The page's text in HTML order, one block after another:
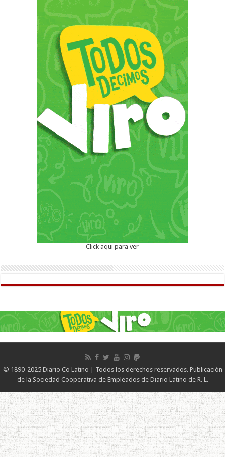
Click aqui para ver
© 1890-2025 Diario Co Latino | Todos los derechos reservados. Publicación
de la Sociedad Cooperativa de Empleados de Diario Latino de R. L.